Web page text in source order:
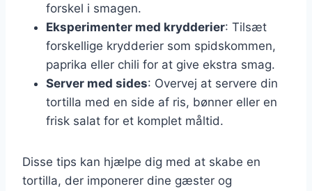
forskel i smagen.
Eksperimenter med krydderier: Tilsæt
forskellige krydderier som spidskommen,
paprika eller chili for at give ekstra smag.
Server med sides: Overvej at servere din
tortilla med en side af ris, bønner eller en
frisk salat for et komplet måltid.
Disse tips kan hjælpe dig med at skabe en
tortilla, der imponerer dine gæster og